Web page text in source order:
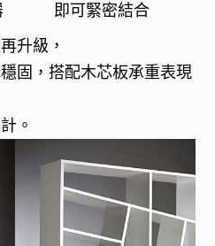
即可緊密結合
升級，
固，搭配木芯板承重表現
。